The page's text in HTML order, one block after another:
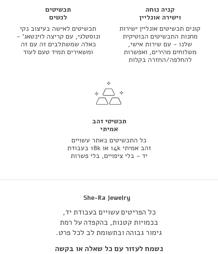
תכשיטים
לנשים
תכשיטים לאישה בעיצוב נקי
ונוסטלגי, עם קריצה לוינטאג' -
כאלה שמשתלבים זה עם זה
ומשאירים תמיד טעם לעוד
תכשיטי זהב
אמיתי
כל התכשיטים באתר עשויים
זהב אמיתי 14k או 18k בעבודת
יד - בלי ציפויים, בלי פשרות
קניה נוחה
וישירה אונליין
קונים תכשיטים אונליין ישירות
מחנות התכשיטים הבוטיקית
שלנו - עם שירות אישי,
משלוחים מהירים, ואפשרות
להחלפה/החזרה בקלות
She-Ra Jewelry
כל הפריטים עשויים בעבודת יד,
בכמויות קטנות, בהקפדה על רמת
גימור גבוהה ובתשומת לב לכל פרט.
נשמח לעזור עם כל שאלה או בקשה